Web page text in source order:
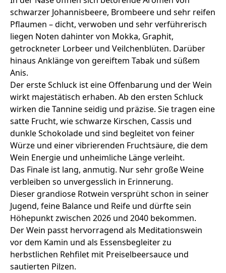
schwarzer Johannisbeere, Brombeere und sehr reifen
Pflaumen – dicht, verwoben und sehr verführerisch
liegen Noten dahinter von Mokka, Graphit,
getrockneter Lorbeer und Veilchenblüten. Darüber
hinaus Anklänge von gereiftem Tabak und süßem
Anis.
Der erste Schluck ist eine Offenbarung und der Wein
wirkt majestätisch erhaben. Ab den ersten Schluck
wirken die Tannine seidig und präzise. Sie tragen eine
satte Frucht, wie schwarze Kirschen, Cassis und
dunkle Schokolade und sind begleitet von feiner
Würze und einer vibrierenden Fruchtsäure, die dem
Wein Energie und unheimliche Länge verleiht.
Das Finale ist lang, anmutig. Nur sehr große Weine
verbleiben so unvergesslich in Erinnerung.
Dieser grandiose Rotwein versprüht schon in seiner
Jugend, feine Balance und Reife und dürfte sein
Höhepunkt zwischen 2026 und 2040 bekommen.
Der Wein passt hervorragend als Meditationswein
vor dem Kamin und als Essensbegleiter zu
herbstlichen Rehfilet mit Preiselbeersauce und
sautierten Pilzen.